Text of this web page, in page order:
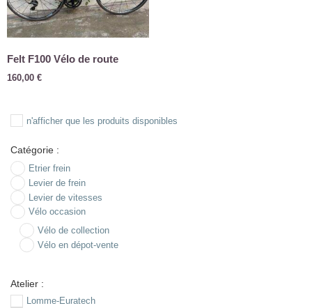
Felt F100 Vélo de route
160,00 €
n'afficher que les produits disponibles
Catégorie :
Etrier frein
Levier de frein
Levier de vitesses
Vélo occasion
Vélo de collection
Vélo en dépot-vente
Atelier :
Lomme-Euratech